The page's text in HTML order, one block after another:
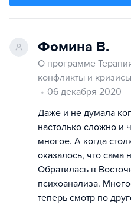
Фомина В.
О программе
конфликты и кризисы
06 декабря 2020
Даже и не думала
настолько сложно и
многое. А когда
оказалось, что сама
Обратилась в
психоанализа.
теперь смотр по